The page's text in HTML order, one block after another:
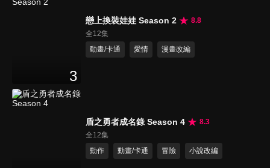
3
戀上換裝娃娃 Season 2
8.8
全12集
動畫/卡通
愛情 漫畫改編
盾之勇者成名錄 Season 4
8.3
全12集
動作
動畫/卡通 冒險 小說改編